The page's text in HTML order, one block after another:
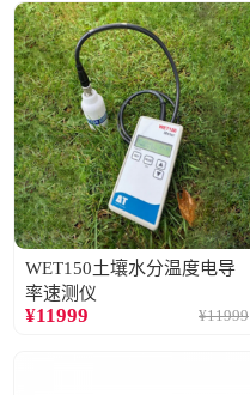
WET150土壤水分温度电导
率速测仪
¥11999 ¥11999